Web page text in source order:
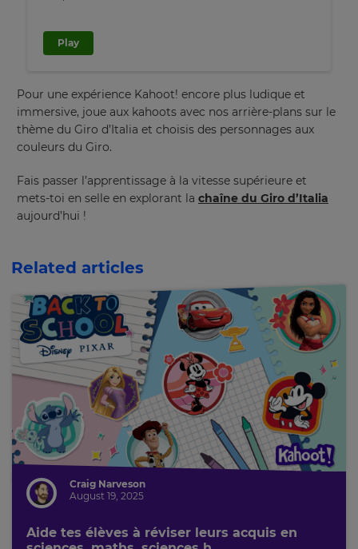
Play
Pour une expérience Kahoot! encore plus ludique et
immersive, joue aux kahoots avec nos arrière-plans sur le
thème du Giro d’Italia et choisis des personnages aux
couleurs du Giro.
Fais passer l’apprentissage à la vitesse supérieure et
mets-toi en selle en explorant la chaîne du Giro d’Italia
aujourd’hui !
Related articles
Craig Narveson
August 19, 2025
Aide tes élèves à réviser leurs acquis en
Settings